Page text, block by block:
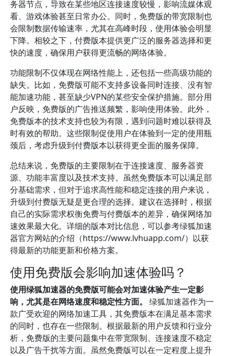
务器节点，导致在某些地区连接速度较慢，影响流媒体观
看、游戏体验甚至日常办公。同时，免费版的带宽限制也
会限制数据传输速率，尤其在高峰时段，使用体验会明显
下降。相较之下，付费版本提供更广泛的服务器选择和更
快的速度，确保用户获得更流畅的网络体验。
功能限制不仅体现在网络性能上，还包括一些高级功能的
缺失。比如，免费版可能不支持多设备同时连接、没有智
能加速功能，甚至缺少VPN的某些安全保护措施。部分用
户反映，免费版的广告推送频繁，影响使用体验。此外，
免费版本的技术支持也较为有限，遇到问题时难以获得及
时有效的帮助。这些限制促使用户在体验到一定的使用瓶
颈后，考虑升级到付费版本以获得更全面的服务保障。
总结来说，免费版的主要限制在于连接速度、服务器资
源、功能丰富度以及技术支持。虽然免费版本可以满足部
分基础需求，但对于追求高性能和稳定连接的用户来说，
升级到付费版无疑是更合理的选择。建议在选择时，根据
自己的实际需求权衡免费与付费版本的差异，确保网络加
速效果最大化。详细的版本对比信息，可以参考绿狐加速
器官方网站的介绍（https://www.lvhuapp.com/）以获
得最新的功能更新和价格方案。
使用免费版会影响加速体验吗？
使用绿狐加速器的免费版可能会对加速体验产生一定影
响，尤其是在网络速度和稳定性方面。
绿狐加速器作为一
款广受欢迎的网络加速工具，其免费版本在满足基本需求
的同时，也存在一些限制。根据最新的用户反馈和行业分
析，免费版的主要问题集中在带宽限制、连接速度不稳定
以及广告干扰等方面。虽然免费版可以在一定程度上提升